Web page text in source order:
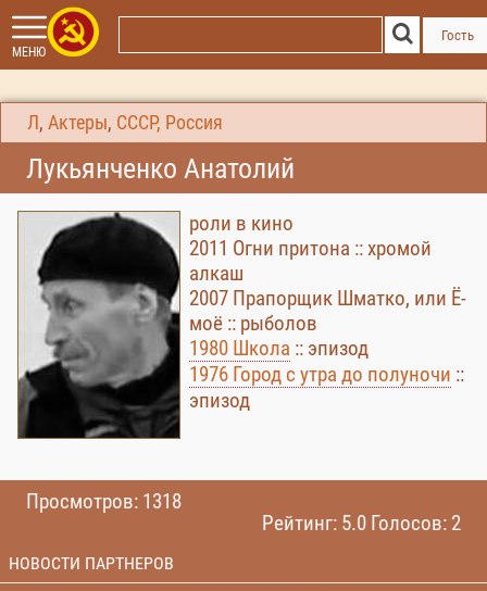
МЕНЮ
Гость
Л , Актеры, СССР, Россия
Лукьянченко Анатолий
роли в кино
2011 Огни притона :: хромой
алкаш
2007 Прапорщик Шматко, или Ё-
моё :: рыболов
1980 Школа :: эпизод
1976 Город с утра до полуночи ::
эпизод
Просмотров: 1318
Рейтинг: 5.0 Голосов: 2
НОВОСТИ ПАРТНЕРОВ